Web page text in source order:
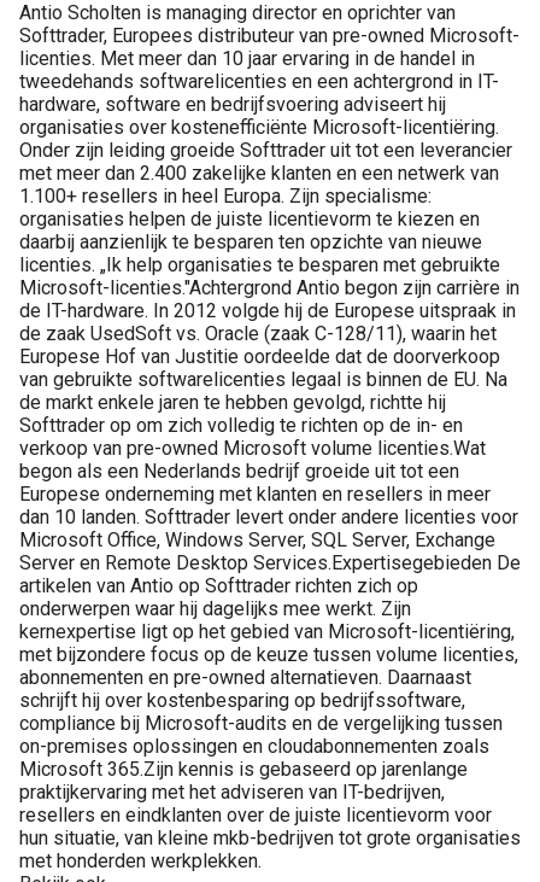
Antio Scholten is managing director en oprichter van
Softtrader, Europees distributeur van pre-owned Microsoft-
licenties. Met meer dan 10 jaar ervaring in de handel in
tweedehands softwarelicenties en een achtergrond in IT-
hardware, software en bedrijfsvoering adviseert hij
organisaties over kostenefficiënte Microsoft-licentiëring.
Onder zijn leiding groeide Softtrader uit tot een leverancier
met meer dan 2.400 zakelijke klanten en een netwerk van
1.100+ resellers in heel Europa. Zijn specialisme:
organisaties helpen de juiste licentievorm te kiezen en
daarbij aanzienlijk te besparen ten opzichte van nieuwe
licenties. „Ik help organisaties te besparen met gebruikte
Microsoft-licenties."Achtergrond Antio begon zijn carrière in
de IT-hardware. In 2012 volgde hij de Europese uitspraak in
de zaak UsedSoft vs. Oracle (zaak C-128/11), waarin het
Europese Hof van Justitie oordeelde dat de doorverkoop
van gebruikte softwarelicenties legaal is binnen de EU. Na
de markt enkele jaren te hebben gevolgd, richtte hij
Softtrader op om zich volledig te richten op de in- en
verkoop van pre-owned Microsoft volume licenties.Wat
begon als een Nederlands bedrijf groeide uit tot een
Europese onderneming met klanten en resellers in meer
dan 10 landen. Softtrader levert onder andere licenties voor
Microsoft Office, Windows Server, SQL Server, Exchange
Server en Remote Desktop Services.Expertisegebieden De
artikelen van Antio op Softtrader richten zich op
onderwerpen waar hij dagelijks mee werkt. Zijn
kernexpertise ligt op het gebied van Microsoft-licentiëring,
met bijzondere focus op de keuze tussen volume licenties,
abonnementen en pre-owned alternatieven. Daarnaast
schrijft hij over kostenbesparing op bedrijfssoftware,
compliance bij Microsoft-audits en de vergelijking tussen
on-premises oplossingen en cloudabonnementen zoals
Microsoft 365.Zijn kennis is gebaseerd op jarenlange
praktijkervaring met het adviseren van IT-bedrijven,
resellers en eindklanten over de juiste licentievorm voor
hun situatie, van kleine mkb-bedrijven tot grote organisaties
met honderden werkplekken.